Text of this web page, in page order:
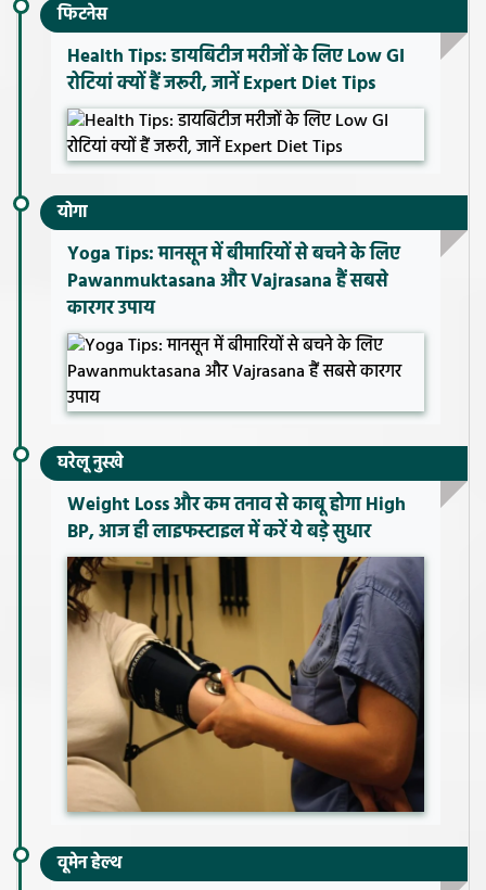
फिटनेस
Health Tips: डायबिटीज मरीजों के लिए Low GI
रोटियां क्यों हैं जरूरी, जानें Expert Diet Tips
योगा
Yoga Tips: मानसून में बीमारियों से बचने के लिए
Pawanmuktasana और Vajrasana हैं सबसे
कारगर उपाय
घरेलू नुस्खे
Weight Loss और कम तनाव से काबू होगा High
BP, आज ही लाइफस्टाइल में करें ये बड़े सुधार
वूमेन हेल्थ